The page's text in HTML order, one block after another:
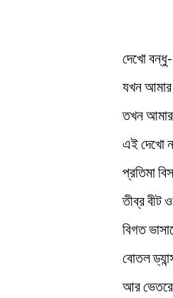
দেখো বন্ধু-
যখন আমার
তখন আমার
এই দেখো
প্রতিমা
তীব্র বীট
বিগত
বোতল
আর